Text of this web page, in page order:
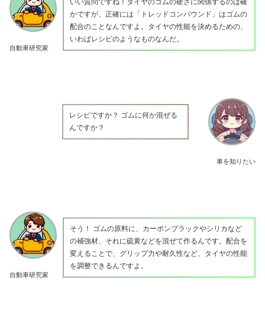
自動車研究家
いい質問ですね！タイヤのゴムの硬さに関係するのは確
かですが、正確には「トレッドコンパウンド」はゴムの
配合のことなんですよ。タイヤの性能を決めるための、
いわばレシピのようなものなんだ。
車を知りたい
レシピですか？ ゴムに何か混ぜる
んですか？
自動車研究家
そう！ ゴムの原料に、カーボンブラックやシリカなど
の補強材、それに硫黄などを混ぜて作るんです。配合を
変えることで、グリップ力や耐久性など、タイヤの性能
を調整できるんですよ。